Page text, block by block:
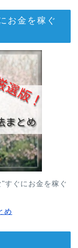
お金を稼ぐ
すぐにお金を稼ぐ
め